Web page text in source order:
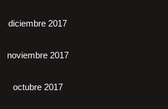
diciembre 2017
noviembre 2017
octubre 2017